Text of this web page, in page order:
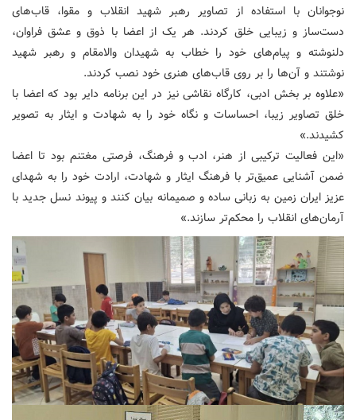
نوجوانان با استفاده از تصاویر رهبر شهید انقلاب و مقوا، قاب‌های
دست‌ساز و زیبایی خلق کردند. هر یک از اعضا با ذوق و عشق فراوان،
دلنوشته و پیام‌های خود را خطاب به شهیدان والامقام و رهبر شهید
نوشتند و آن‌ها را بر روی قاب‌های هنری خود نصب کردند.
«علاوه بر بخش ادبی، کارگاه نقاشی نیز در این برنامه دایر بود که اعضا با
خلق تصاویر زیبا، احساسات و نگاه خود را به شهادت و ایثار به تصویر
کشیدند.»
«این فعالیت ترکیبی از هنر، ادب و فرهنگ، فرصتی مغتنم بود تا اعضا
ضمن آشنایی عمیق‌تر با فرهنگ ایثار و شهادت، ارادت خود را به شهدای
عزیز ایران زمین به زبانی ساده و صمیمانه بیان کنند و پیوند نسل جدید با
آرمان‌های انقلاب را محکم‌تر سازند.»